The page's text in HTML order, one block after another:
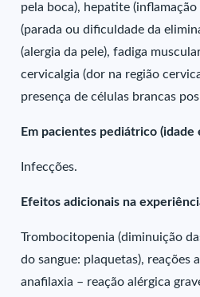
pela boca), hepatite
(parada ou dificuldade da
(alergia da pele), fadiga
cervicalgia (dor na região
presença de células brancas
Em pacientes pediátrico (idade
Infecções.
Efeitos adicionais na
Trombocitopenia (diminuição
do sangue: plaquetas), reações
anafilaxia – reação alérgica